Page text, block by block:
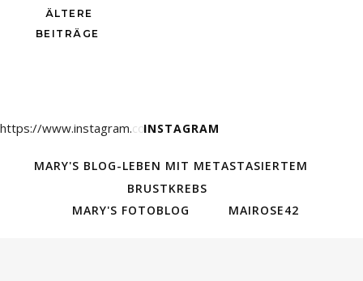
ÄLTERE
BEITRÄGE
INSTAGRAM
https://www.instagram.com/
MARY'S BLOG-LEBEN MIT METASTASIERTEM
BRUSTKREBS
MARY'S FOTOBLOG
MAIROSE42